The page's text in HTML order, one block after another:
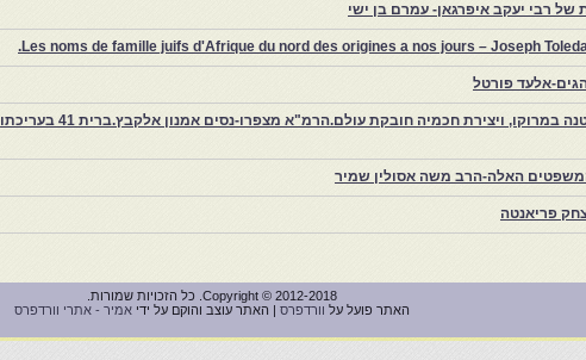
רבי יעקב איפרגאן- עמרם בן ישי
Les noms de famille juifs d'Afrique du nord des origines a nos jours – Joseph
אלעד פורטל
צפרו – קהילה יהודית קטנה במרוקו, ויצירת חכמיה חובקת עולם.הרמ"א מצפרו-נסים אמנון אלקבץ.ברית 41 בעריכתו
האלה-הרב משה אסולין שמיר
פריאנטה
Copyright © 2012-2018. כל הזכויות שמורות.
האתר פועל על וורדפרס | האתר עוצב והוקם על ידי אמיר - אתרי וורדפרס